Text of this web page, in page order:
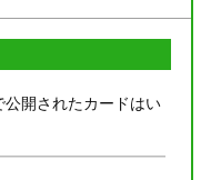
公開されたカードはい